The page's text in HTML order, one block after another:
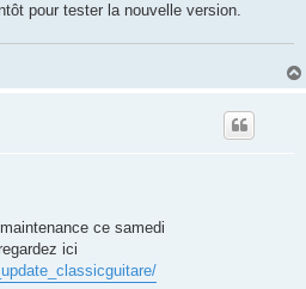
pour tester la nouvelle version.
ce samedi
ici